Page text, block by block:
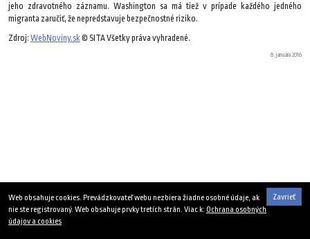
jeho zdravotného záznamu. Washington sa má tiež v prípade každého jedného
migranta zaručiť, že nepredstavuje bezpečnostné riziko.
Zdroj: WebNoviny.sk © SITA Všetky práva vyhradené.
8. januára 2016
Zavrieť
Web obsahuje cookies. Prevádzkovateľ webu nezbiera žiadne osobné údaje, ak
nie ste registrovaný. Web obsahuje prvky tretích strán. Viac k: Ochrana osobných
údajov a cookies